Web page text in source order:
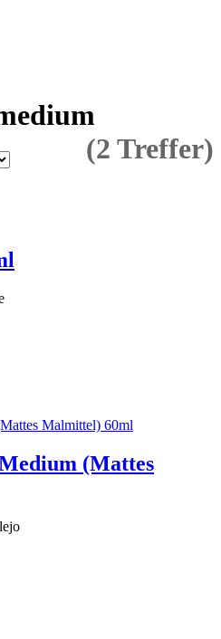
(2 Treffer)
(Mattes